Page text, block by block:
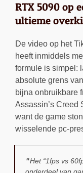
RTX 5090 op
ultieme
De video op het
heeft inmiddels
formule is simpel:
absolute grens
bijna onbruikbare
Assassin’s Creed
want de game
wisselende pc-
Het “1fps vs